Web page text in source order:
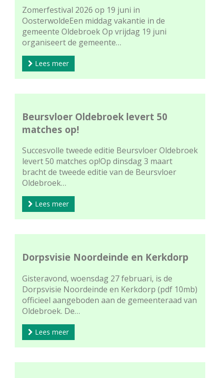
Zomerfestival 2026 op 19 juni in
OosterwoldeEen middag vakantie in de
gemeente Oldebroek Op vrijdag 19 juni
organiseert de gemeente…
Lees meer
Beursvloer Oldebroek levert 50
matches op!
Succesvolle tweede editie Beursvloer Oldebroek
levert 50 matches op!Op dinsdag 3 maart
bracht de tweede editie van de Beursvloer
Oldebroek…
Lees meer
Dorpsvisie Noordeinde en Kerkdorp
Gisteravond, woensdag 27 februari, is de
Dorpsvisie Noordeinde en Kerkdorp (pdf 10mb)
officieel aangeboden aan de gemeenteraad van
Oldebroek. De…
Lees meer